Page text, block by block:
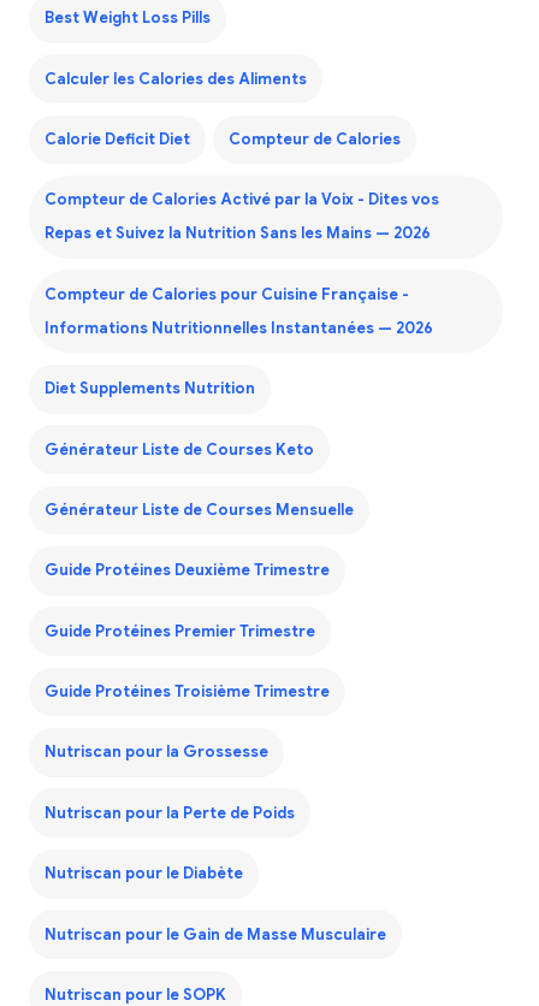
Best Weight Loss Pills
Calculer les Calories des Aliments
Calorie Deficit Diet Compteur de Calories
Compteur de Calories Activé par la Voix - Dites vos
Repas et Suivez la Nutrition Sans les Mains — 2026
Compteur de Calories pour Cuisine Française -
Informations Nutritionnelles Instantanées — 2026
Diet Supplements Nutrition
Générateur Liste de Courses Keto
Générateur Liste de Courses Mensuelle
Guide Protéines Deuxième Trimestre
Guide Protéines Premier Trimestre
Guide Protéines Troisième Trimestre
Nutriscan pour la Grossesse
Nutriscan pour la Perte de Poids
Nutriscan pour le Diabète
Nutriscan pour le Gain de Masse Musculaire
Nutriscan pour le SOPK